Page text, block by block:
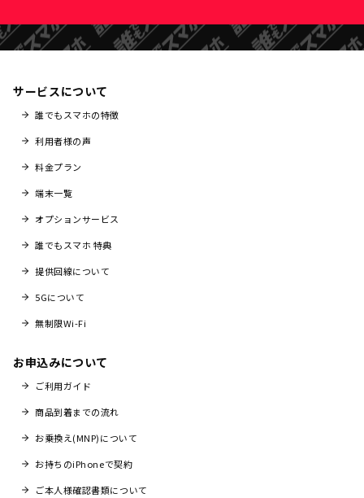
サービスについて
誰でもスマホの特徴
利用者様の声
料金プラン
端末一覧
オプションサービス
誰でもスマホ 特典
提供回線について
5Gについて
無制限Wi-Fi
お申込みについて
ご利用ガイド
商品到着までの流れ
お乗換え(MNP)について
お持ちのiPhoneで契約
ご本人様確認書類について